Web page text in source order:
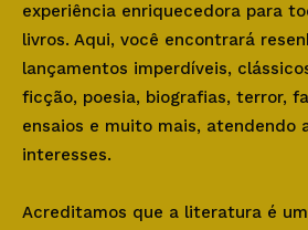
experiência enriquecedora para
livros. Aqui, você encontrará
lançamentos imperdíveis,
ficção, poesia, biografias, terror,
ensaios e muito mais, atendendo
interesses.
Acreditamos que a literatura é